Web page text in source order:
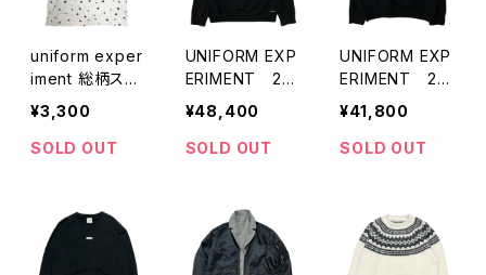
uniform exper
iment 総柄スタ
ーTシャツ
¥3,300
SOLD OUT
UNIFORM EXP
ERIMENT 22
AW Nordic Pul
lover Knit (藤
原ヒロシ着用）
¥48,400
SOLD OUT
UNIFORM EXP
ERIMENT 22
AW Nordic Pul
lover Knit (藤
原ヒロシ着用）
¥41,800
SOLD OUT